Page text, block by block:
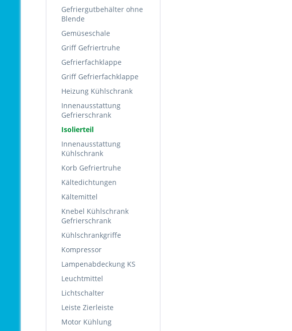
Gefriergutbehälter ohne
Blende
Gemüseschale
Griff Gefriertruhe
Gefrierfachklappe
Griff Gefrierfachklappe
Heizung Kühlschrank
Innenausstattung
Gefrierschrank
Isolierteil
Innenausstattung
Kühlschrank
Korb Gefriertruhe
Kältedichtungen
Kältemittel
Knebel Kühlschrank
Gefrierschrank
Kühlschrankgriffe
Kompressor
Lampenabdeckung KS
Leuchtmittel
Lichtschalter
Leiste Zierleiste
Motor Kühlung